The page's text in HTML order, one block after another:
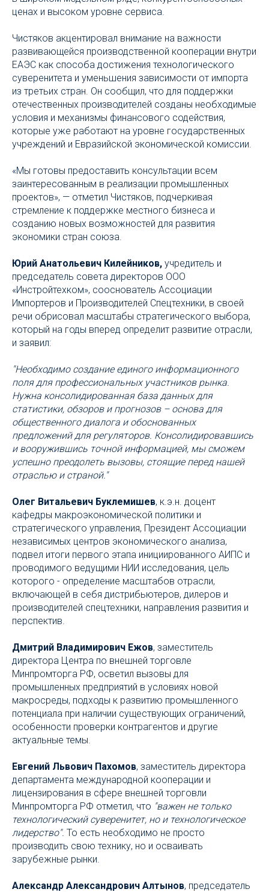
ценах и высоком уровне сервиса.
Чистяков акцентировал внимание на важности
развивающейся производственной кооперации внутри
ЕАЭС как способа достижения технологического
суверенитета и уменьшения зависимости от импорта
из третьих стран. Он сообщил, что для поддержки
отечественных производителей созданы необходимые
условия и механизмы финансового содействия,
которые уже работают на уровне государственных
учреждений и Евразийской экономической комиссии.
«Мы готовы предоставить консультации всем
заинтересованным в реализации промышленных
проектов», — отметил Чистяков, подчеркивая
стремление к поддержке местного бизнеса и
созданию новых возможностей для развития
экономики стран союза.
Юрий Анатольевич Килейников, учредитель и
председатель совета директоров ООО
«Инстройтехком», сооснователь Ассоциации
Импортеров и Производителей Спецтехники, в своей
речи обрисовал масштабы стратегического выбора,
который на годы вперед определит развитие отрасли,
и заявил:
"Необходимо создание единого информационного
поля для профессиональных участников рынка.
Нужна консолидированная база данных для
статистики, обзоров и прогнозов – основа для
общественного диалога и обоснованных
предложений для регуляторов. Консолидировавшись
и вооружившись точной информацией, мы сможем
успешно преодолеть вызовы, стоящие перед нашей
отраслью и страной."
Олег Витальевич Буклемишев, к.э.н. доцент
кафедры макроэкономической политики и
стратегического управления, Президент Ассоциации
независимых центров экономического анализа,
подвел итоги первого этапа инициированного АИПС и
проводимого ведущими НИИ исследования, цель
которого - определение масштабов отрасли,
включающей в себя дистрибьютеров, дилеров и
производителей спецтехники, направления развития и
перспектив.
Дмитрий Владимирович Ежов, заместитель
директора Центра по внешней торговле
Минпромторга РФ, осветил вызовы для
промышленных предприятий в условиях новой
макросреды, подходы к развитию промышленного
потенциала при наличии существующих ограничений,
особенности проверки контрагентов и другие
актуальные темы.
Евгений Львович Пахомов, заместитель директора
департамента международной кооперации и
лицензирования в сфере внешней торговли
Минпромторга РФ отметил, что "важен не только
технологический суверенитет, но и технологическое
лидерство". То есть необходимо не просто
производить свою технику, но и осваивать
зарубежные рынки.
Александр Александрович Алтынов, председатель